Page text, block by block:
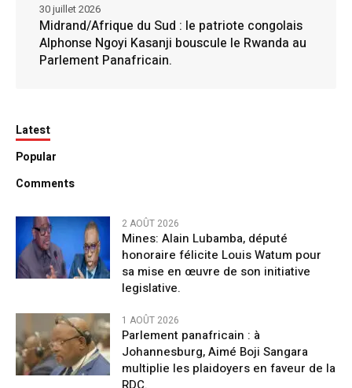
Midrand/Afrique du Sud : le patriote congolais
Alphonse Ngoyi Kasanji bouscule le Rwanda au
Parlement Panafricain.
30 juillet 2026
Latest
Popular
Comments
2 AOÛT 2026
Mines: Alain Lubamba, député
honoraire félicite Louis Watum pour
sa mise en œuvre de son initiative
legislative.
1 AOÛT 2026
Parlement panafricain : à
Johannesburg, Aimé Boji Sangara
multiplie les plaidoyers en faveur de la
RDC.